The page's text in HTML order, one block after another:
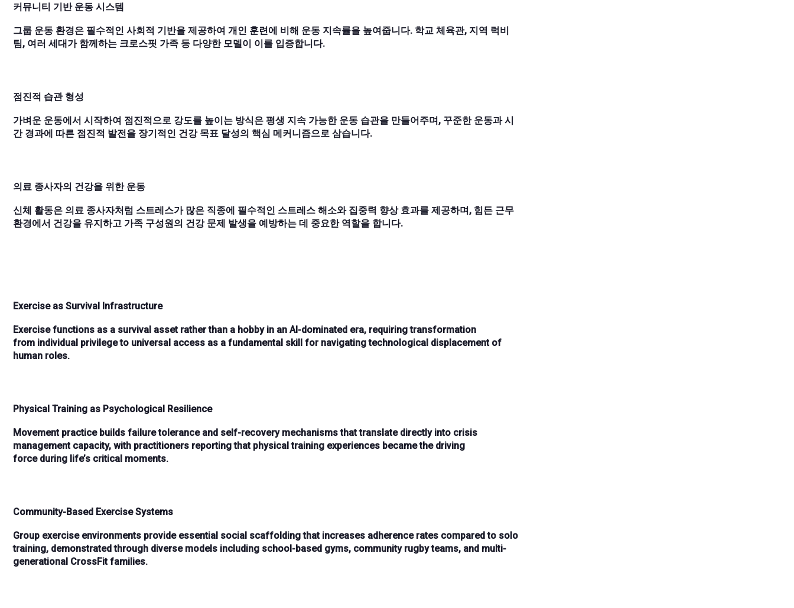
커뮤니티 기반 운동 시스템
그룹 운동 환경은 필수적인 사회적 기반을 제공하여 개인 훈련에 비해 운동 지속률을 높여줍니다. 학교 체육관, 지역 럭비
팀, 여러 세대가 함께하는 크로스핏 가족 등 다양한 모델이 이를 입증합니다.
점진적 습관 형성
가벼운 운동에서 시작하여 점진적으로 강도를 높이는 방식은 평생 지속 가능한 운동 습관을 만들어주며, 꾸준한 운동과 시
간 경과에 따른 점진적 발전을 장기적인 건강 목표 달성의 핵심 메커니즘으로 삼습니다.
의료 종사자의 건강을 위한 운동
신체 활동은 의료 종사자처럼 스트레스가 많은 직종에 필수적인 스트레스 해소와 집중력 향상 효과를 제공하며, 힘든 근무
환경에서 건강을 유지하고 가족 구성원의 건강 문제 발생을 예방하는 데 중요한 역할을 합니다.
Exercise as Survival Infrastructure
Exercise functions as a survival asset rather than a hobbyin an AI-dominated era, requiring transformation
from individual privilege to universal access as a fundamental skill for navigating technological displacement of
human roles.
Physical Training as Psychological Resilience
Movement practice builds failure tolerance and self-recovery mechanismsthat translate directly into crisis
management capacity, with practitioners reporting that physical training experiences became the driving
forceduring life’s critical moments.
Community-Based Exercise Systems
Group exercise environments provide essential social scaffolding that increases adherence rates compared to solo
training, demonstrated through diverse models including school-based gyms, community rugby teams, and multi-
generational CrossFit families.